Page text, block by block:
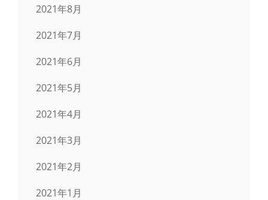
2021年8月
2021年7月
2021年6月
2021年5月
2021年4月
2021年3月
2021年2月
2021年1月